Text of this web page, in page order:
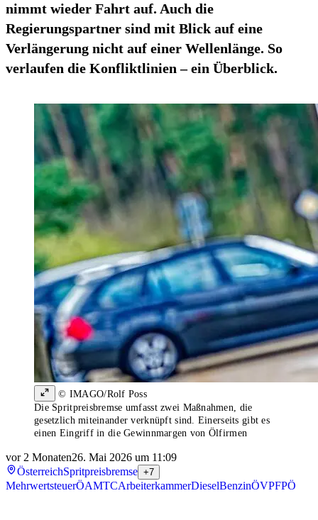
nimmt wieder Fahrt auf. Auch die
Regierungspartner sind mit Blick auf eine
Verlängerung nicht auf einer Wellenlänge. So
verlaufen die Konfliktlinien – ein Überblick.
© IMAGO/Rolf Poss
Die Spritpreisbremse umfasst zwei Maßnahmen, die
gesetzlich miteinander verknüpft sind. Einerseits gibt es
einen Eingriff in die Gewinnmargen von Ölfirmen
vor 2 Monaten26. Mai 2026 um 11:09
ÖsterreichSpritpreisbremse +7
MehrwertsteuerÖAMTCArbeiterkammerDieselBenzinÖVPFPÖ